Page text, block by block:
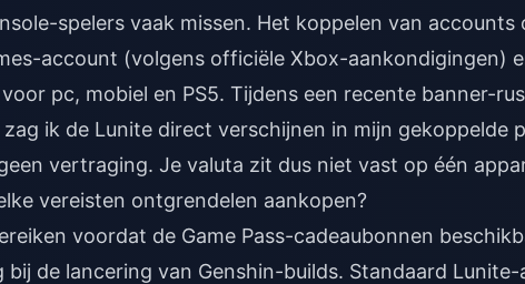
spelers vaak missen. Het koppelen van accounts
account (volgens officiële Xbox-aankondigingen)
pc, mobiel en PS5. Tijdens een recente banner-
ik de Lunite direct verschijnen in mijn gekoppelde
vertraging. Je valuta zit dus niet vast op één
vereisten ontgrendelen aankopen?
voordat de Game Pass-cadeaubonnen
de lancering van Genshin-builds. Standaard Lunite-